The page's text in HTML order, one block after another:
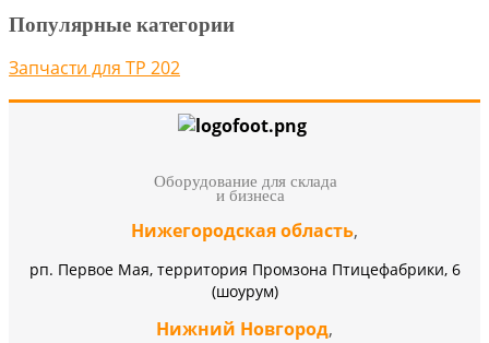
Популярные категории
Запчасти для TP 202
Оборудование для склада
и бизнеса
Нижегородская область,
рп. Первое Мая, территория Промзона Птицефабрики, 6
(шоурум)
Нижний Новгород,